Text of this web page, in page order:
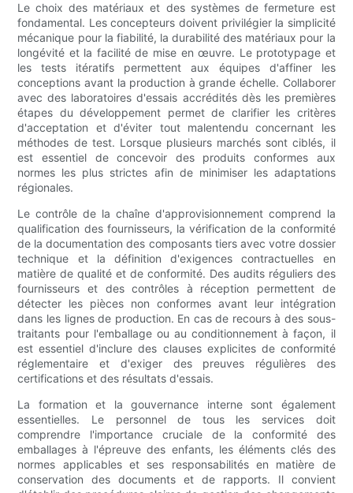
Le choix des matériaux et des systèmes de fermeture est
fondamental. Les concepteurs doivent privilégier la simplicité
mécanique pour la fiabilité, la durabilité des matériaux pour la
longévité et la facilité de mise en œuvre. Le prototypage et
les tests itératifs permettent aux équipes d'affiner les
conceptions avant la production à grande échelle. Collaborer
avec des laboratoires d'essais accrédités dès les premières
étapes du développement permet de clarifier les critères
d'acceptation et d'éviter tout malentendu concernant les
méthodes de test. Lorsque plusieurs marchés sont ciblés, il
est essentiel de concevoir des produits conformes aux
normes les plus strictes afin de minimiser les adaptations
régionales.
Le contrôle de la chaîne d'approvisionnement comprend la
qualification des fournisseurs, la vérification de la conformité
de la documentation des composants tiers avec votre dossier
technique et la définition d'exigences contractuelles en
matière de qualité et de conformité. Des audits réguliers des
fournisseurs et des contrôles à réception permettent de
détecter les pièces non conformes avant leur intégration
dans les lignes de production. En cas de recours à des sous-
traitants pour l'emballage ou au conditionnement à façon, il
est essentiel d'inclure des clauses explicites de conformité
réglementaire et d'exiger des preuves régulières des
certifications et des résultats d'essais.
La formation et la gouvernance interne sont également
essentielles. Le personnel de tous les services doit
comprendre l'importance cruciale de la conformité des
emballages à l'épreuve des enfants, les éléments clés des
normes applicables et ses responsabilités en matière de
conservation des documents et de rapports. Il convient